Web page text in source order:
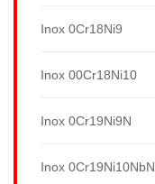
Inox 0Cr18Ni9
Inox 00Cr18Ni10
Inox 0Cr19Ni9N
Inox 0Cr19Ni10NbN